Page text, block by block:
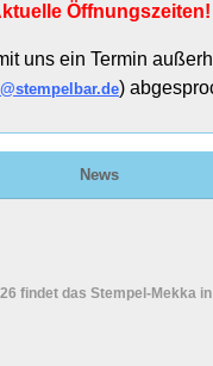
Öffnungszeiten!
uns ein Termin
)
News
findet das Stempel-Mekka